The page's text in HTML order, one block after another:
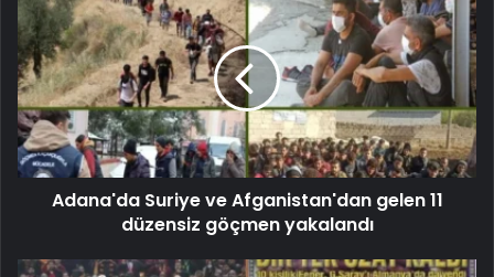
Adana'da Suriye ve Afganistan'dan gelen 11
düzensiz göçmen yakalandı